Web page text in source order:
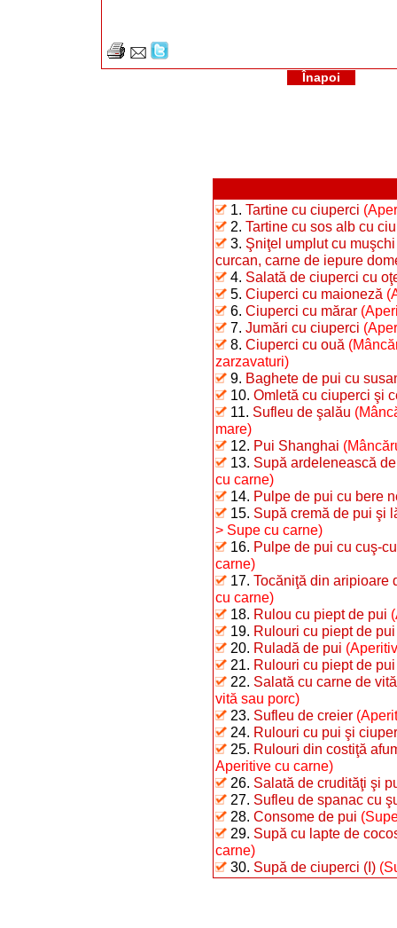
Înapoi
1. Tartine cu ciuperci
2. Tartine cu sos alb cu
3. Şniţel umplut cu
curcan, carne de iepure
4. Salată de ciuperci cu
5. Ciuperci cu maioneză
6. Ciuperci cu mărar
7. Jumări cu ciuperci
8. Ciuperci cu ouă
zarzavaturi)
9. Baghete de pui cu
10. Omletă cu ciuperci şi
11. Sufleu de şalău
mare)
12. Pui Shanghai
13. Supă ardelenească
cu carne)
14. Pulpe de pui cu bere
15. Supă cremă de pui şi
> Supe cu carne)
16. Pulpe de pui cu cuş-
carne)
17. Tocăniţă din aripioare
cu carne)
18. Rulou cu piept de pui
19. Rulouri cu piept de
20. Ruladă de pui
21. Rulouri cu piept de
22. Salată cu carne de
vită sau porc)
23. Sufleu de creier
24. Rulouri cu pui şi
25. Rulouri din costiţă
Aperitive cu carne)
26. Salată de crudităţi şi
27. Sufleu de spanac cu
28. Consome de pui
29. Supă cu lapte de
carne)
30. Supă de ciuperci (I)